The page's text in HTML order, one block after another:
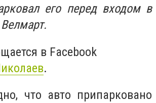
его перед входом в
в Facebook
.
что авто припарковано